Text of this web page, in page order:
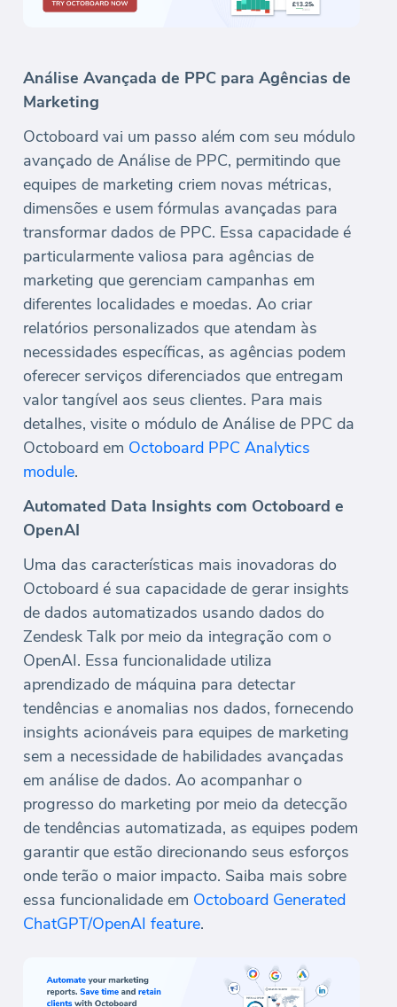
Análise Avançada de PPC para Agências de
Marketing
Octoboard vai um passo além com seu módulo
avançado de Análise de PPC, permitindo que
equipes de marketing criem novas métricas,
dimensões e usem fórmulas avançadas para
transformar dados de PPC. Essa capacidade é
particularmente valiosa para agências de
marketing que gerenciam campanhas em
diferentes localidades e moedas. Ao criar
relatórios personalizados que atendam às
necessidades específicas, as agências podem
oferecer serviços diferenciados que entregam
valor tangível aos seus clientes. Para mais
detalhes, visite o módulo de Análise de PPC da
Octoboard em Octoboard PPC Analytics
module.
Automated Data Insights com Octoboard e
OpenAI
Uma das características mais inovadoras do
Octoboard é sua capacidade de gerar insights
de dados automatizados usando dados do
Zendesk Talk por meio da integração com o
OpenAI. Essa funcionalidade utiliza
aprendizado de máquina para detectar
tendências e anomalias nos dados, fornecendo
insights acionáveis para equipes de marketing
sem a necessidade de habilidades avançadas
em análise de dados. Ao acompanhar o
progresso do marketing por meio da detecção
de tendências automatizada, as equipes podem
garantir que estão direcionando seus esforços
onde terão o maior impacto. Saiba mais sobre
essa funcionalidade em Octoboard Generated
ChatGPT/OpenAI feature.